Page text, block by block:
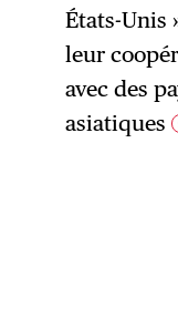
États-Unis
leur
avec des
asiatiques